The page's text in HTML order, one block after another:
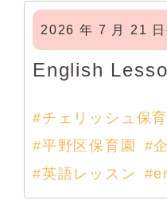
2026 年 7 月 21 日
English
#チェリッシュ保
#平野区保育園
#
#英語レッスン